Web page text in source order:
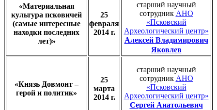
«Материальная
культура псковичей
(самые интересные
находки последних
лет)»
25
февраля
2014 г.
старший научный
сотрудник АНО
«Псковский
Археологический центр»
Алексей Владимирович
Яковлев
«Князь Довмонт –
герой и политик»
25
марта
2014 г.
старший научный
сотрудник АНО
«Псковский
Археологический центр»
Сергей Анатольевич